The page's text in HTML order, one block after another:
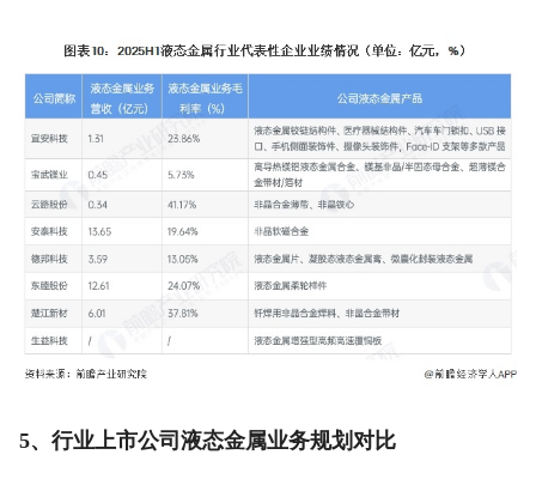
5、行业上市公司液态金属业务规划对比